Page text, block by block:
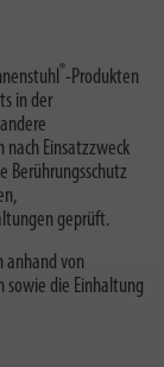
®-Produkten
in der
Einsatzzweck
Berührungsschutz
geprüft.
von
sowie die Einhaltung